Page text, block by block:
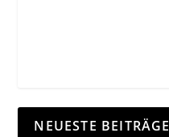
NEUESTE BEITRÄGE